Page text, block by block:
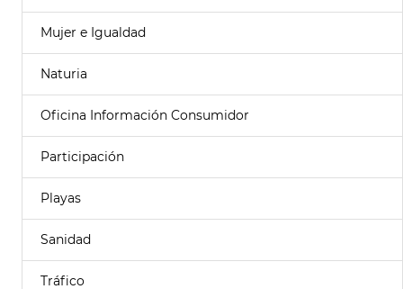
Mujer e Igualdad
Naturia
Oficina Información Consumidor
Participación
Playas
Sanidad
Tráfico